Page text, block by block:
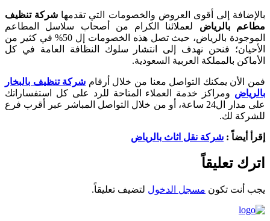
بالإضافة إلى أقوى العروض والخصومات التي تقدمها شركة تنظيف
مطاعم بالرياض لعملائنا الكرام من أصحاب سلاسل المطاعم
الموجودة بالرياض، حيث تصل هذه الخصومات إل 50% في كثير من
الأحيان؛ فنحن نهدف إلى انتشار سلوك النظافة العامة في كل
الأماكن بالمملكة العربية السعودية.
فمن الأن يمكنك التواصل معنا من خلال أرقام شركة تنظيف بالبخار
بالرياض ومراكز خدمة العملاء المتاحة للرد على كل استفساراتك
على مدار ال24 ساعة، أو من خلال التواصل المباشر عبر أقرب فرع
للشركة لك.
إقرأ أيضاً : شركة نقل اثاث بالرياض
اترك تعليقاً
يجب أنت تكون مسجل الدخول لتضيف تعليقاً.